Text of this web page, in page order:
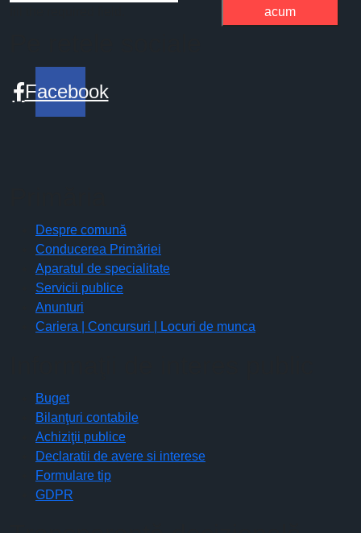
acum
Facebook
Despre comună
Conducerea Primăriei
Aparatul de specialitate
Servicii publice
Anunturi
Cariera | Concursuri | Locuri de munca
Buget
Bilanţuri contabile
Achiziţii publice
Declaratii de avere si interese
Formulare tip
GDPR